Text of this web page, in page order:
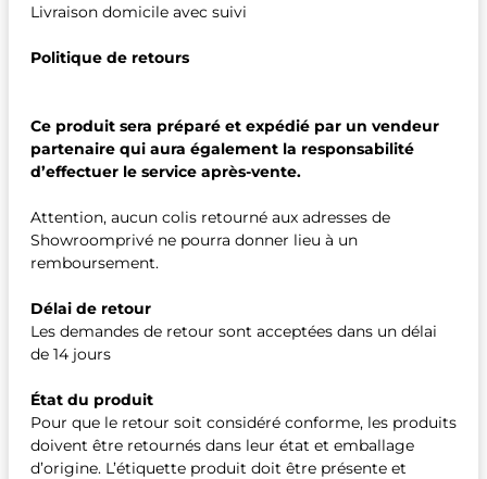
Livraison domicile avec suivi
Politique de retours
Ce produit sera préparé et expédié par un vendeur
partenaire qui aura également la responsabilité
d’effectuer le service après-vente.
Attention, aucun colis retourné aux adresses de
Showroomprivé ne pourra donner lieu à un
remboursement.
Délai de retour
Les demandes de retour sont acceptées dans un délai
de 14 jours
État du produit
Pour que le retour soit considéré conforme, les produits
doivent être retournés dans leur état et emballage
d’origine. L’étiquette produit doit être présente et